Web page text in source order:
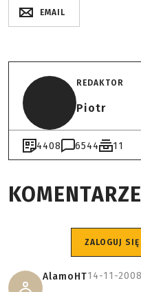
EMAIL
REDAKTOR
Piotr
4408 6544 11
KOMENTARZE
ZALOGUJ
AlamoHT14-11-